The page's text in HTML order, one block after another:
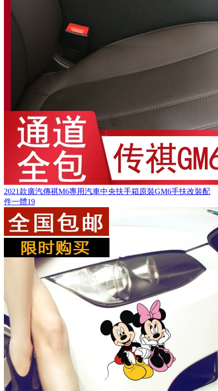
2021款廣汽傳祺M6專用汽車中央扶手箱原裝GM6手扶改裝配
件一體19